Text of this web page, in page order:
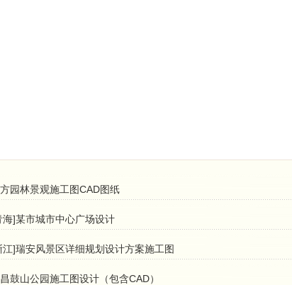
园林景观施工图CAD图纸
海]某市城市中心广场设计
江]瑞安风景区详细规划设计方案施工图
鼓山公园施工图设计（包含CAD）